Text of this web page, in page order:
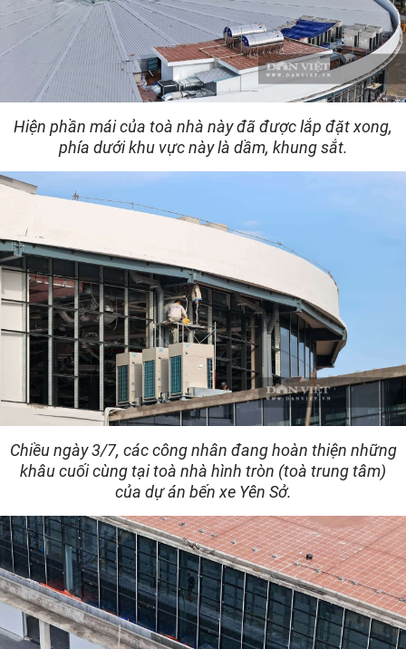
Hiện phần mái của toà nhà này đã được lắp đặt xong,
phía dưới khu vực này là dầm, khung sắt.
Chiều ngày 3/7, các công nhân đang hoàn thiện những
khâu cuối cùng tại toà nhà hình tròn (toà trung tâm)
của dự án bến xe Yên Sở.